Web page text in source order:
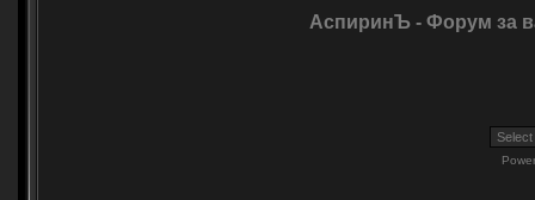
АспиринЪ - Форум за